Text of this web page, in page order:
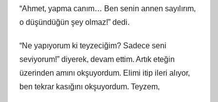
“Ahmet, yapma canım… Ben senin annen sayılırım,
o düşündüğün şey olmaz!” dedi.
“Ne yapıyorum ki teyzeciğim? Sadece seni
seviyorum!” diyerek, devam ettim. Artık eteğin
üzerinden amını okşuyordum. Elimi itip ileri alıyor,
ben tekrar kasığını okşuyordum. Teyzem,